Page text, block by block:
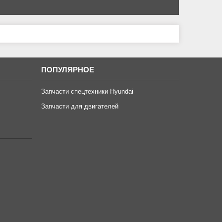
ПОПУЛЯРНОЕ
Запчасти спецтехники Hyundai
Запчасти для двигателей